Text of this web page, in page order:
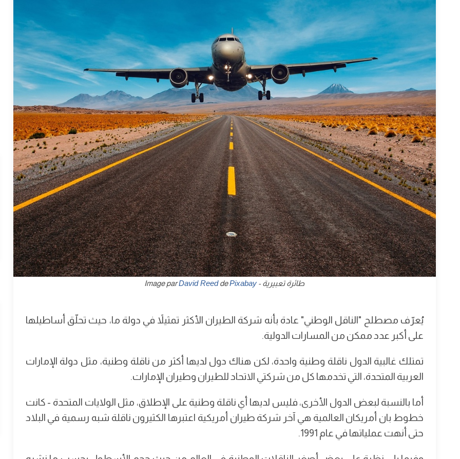
طائرة تعبيرية - Image par David ReeddePixabay
يُعرّف مصطلح "الناقل الوطني" عادة بأنه شركة الطيران الأكثر تمثيلاً في دولة ما، حيث تحلّق أساطيلها
على أكبر عدد ممكن من المسارات الدولية.
تمتلك غالبية الدول ناقلة وطنية واحدة، لكن هناك دول لديها أكثر من ناقلة وطنية، مثل دولة الإمارات
العربية المتحدة، التي تخدمها كل من شركتي الاتحاد للطيران وطيران الإمارات.
أما بالنسبة لبعض الدول الأخرى، فليس لديها أي ناقلة وطنية على الإطلاق، مثل الولايات المتحدة - كانت
خطوط بان أمريكان العالمية هي آخر شركة طيران أمريكية اعتبرها الكثيرون ناقلة شبه رسمية في البلاد
حتى أنهت عملياتها في عام 1991.